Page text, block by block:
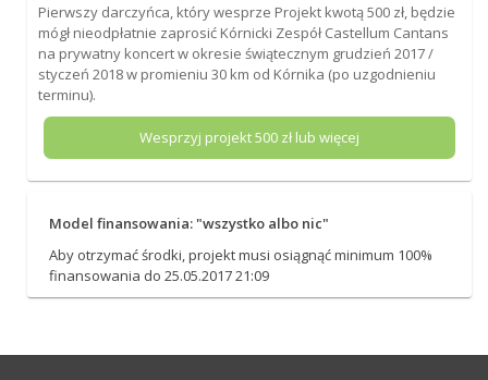
Pierwszy darczyńca, który wesprze Projekt kwotą 500 zł, będzie
mógł nieodpłatnie zaprosić Kórnicki Zespół Castellum Cantans
na prywatny koncert w okresie świątecznym grudzień 2017 /
styczeń 2018 w promieniu 30 km od Kórnika (po uzgodnieniu
terminu).
Wesprzyj projekt500zł lub więcej
Model finansowania: "wszystko albo nic"
Aby otrzymać środki, projekt musi osiągnąć minimum 100%
finansowania do 25.05.2017 21:09